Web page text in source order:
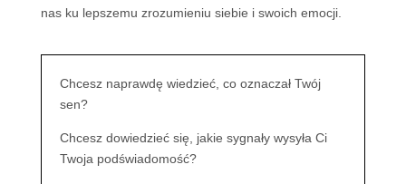
nas ku lepszemu zrozumieniu siebie i swoich emocji.
Chcesz naprawdę wiedzieć, co oznaczał Twój
sen?
Chcesz dowiedzieć się, jakie sygnały wysyła Ci
Twoja podświadomość?